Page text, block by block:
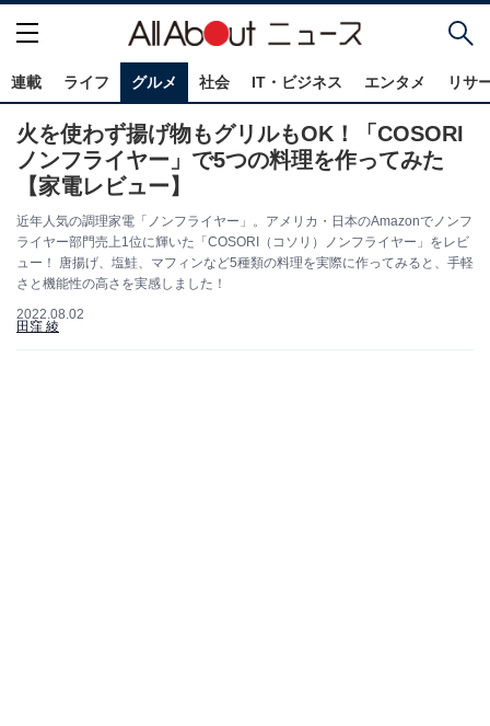
連載 ライフ グルメ 社会 IT・ビジネス エンタメ リサ
火を使わず揚げ物もグリルもOK！「COSORI
ノンフライヤー」で5つの料理を作ってみた
【家電レビュー】
近年人気の調理家電「ノンフライヤー」。アメリカ・日本のAmazonでノンフ
ライヤー部門売上1位に輝いた「COSORI（コソリ）ノンフライヤー」をレビ
ュー！ 唐揚げ、塩鮭、マフィンなど5種類の料理を実際に作ってみると、手軽
さと機能性の高さを実感しました！
2022.08.02
田窪 綾